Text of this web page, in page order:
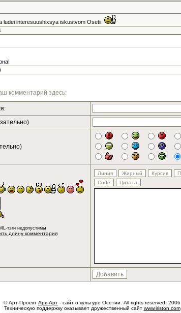
ludei interesuushixsya iskustvom Osetii.
комментарий здесь:
тэги недопустимы
длину комментария
© Арт-Проект Арв-Арт - сайт о культуре Осетии. All rights reserved. 2006
Техническую поддержку оказывает дружественный сайт www.iriston.com